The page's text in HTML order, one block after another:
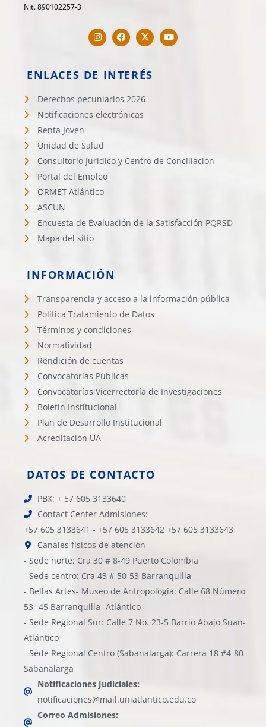
Nit. 890102257-3
ENLACES DE INTERÉS
Derechos pecuniarios 2026
Notificaciones electrónicas
Renta Joven
Unidad de Salud
Consultorio Jurídico y Centro de Conciliación
Portal del Empleo
ORMET Atlántico
ASCUN
Encuesta de Evaluación de la Satisfacción PQRSD
Mapa del sitio
INFORMACIÓN
Transparencia y acceso a la información pública
Política Tratamiento de Datos
Términos y condiciones
Normatividad
Rendición de cuentas
Convocatorías Públicas
Convocatorías Vicerrectoría de Investigaciones
Boletín Institucional
Plan de Desarrollo Institucional
Acreditación UA
DATOS DE CONTACTO
PBX: + 57 605 3133640
Contact Center Admisiones:
+57 605 3133641 - +57 605 3133642 +57 605 3133643
Canales físicos de atención
- Sede norte: Cra 30 # 8-49 Puerto Colombia
- Sede centro: Cra 43 # 50-53 Barranquilla
- Bellas Artes- Museo de Antropología: Calle 68 Número
53- 45 Barranquilla- Atlántico
- Sede Regional Sur: Calle 7 No. 23-5 Barrio Abajo Suan-
Atlántico
- Sede Regional Centro (Sabanalarga): Carrera 18 #4-80
Sabanalarga
Notificaciones Judiciales:
notificaciones@mail.uniatlantico.edu.co
Correo Admisiones: